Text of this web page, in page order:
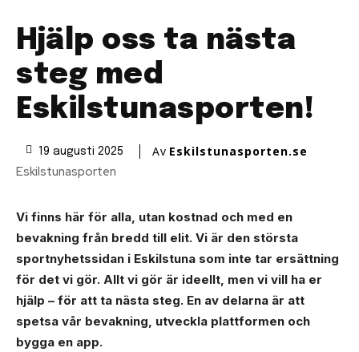
Hjälp oss ta nästa
steg med
Eskilstunasporten!
19 augusti 2025 Av Eskilstunasporten.se
Eskilstunasporten
Vi finns här för alla, utan kostnad och med en
bevakning från bredd till elit. Vi är den största
sportnyhetssidan i Eskilstuna som inte tar ersättning
för det vi gör. Allt vi gör är ideellt, men vi vill ha er
hjälp – för att ta nästa steg. En av delarna är att
spetsa vår bevakning, utveckla plattformen och
bygga en app.